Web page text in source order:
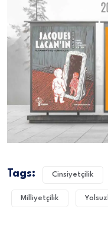
Tags: Cinsiyetçilik
Milliyetçilik